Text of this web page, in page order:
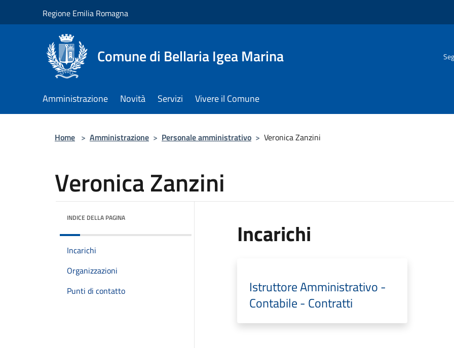
Regione Emilia Romagna
Comune di Bellaria Igea Marina
Amministrazione Novità Servizi Vivere il Comune
Home > Amministrazione > Personale amministrativo > Veronica Zanzini
Veronica Zanzini
INDICE DELLA PAGINA
Incarichi
Organizzazioni
Punti di contatto
Incarichi
Istruttore Amministrativo -
Contabile - Contratti